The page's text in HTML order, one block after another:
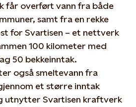
får overført vann fra både
samt fra en rekke
for Svartisen – et nettverk
100 kilometer med
50 bekkeinntak.
også smeltevann fra
et større inntak
utnytter Svartisen kraftverk